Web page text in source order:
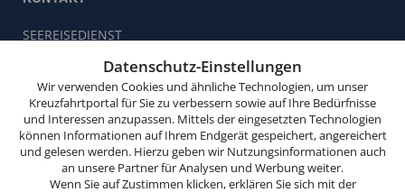
SEEREISEDIENST
47119 Duisburg
Buchungsservice:0203 / 30 98 00
(Mo. bis Fr. von 9.00 bis 18.00 Uhr,
Sa. von 10.00 bis 15.00 Uhr,
So. von 10.00 bis 13.00 Uhr,
außer feiertags)
Diese
verwendet
Cookies.
Wenn
Sie
weitersurfen,
stimmen
Datenschutz-Einstellungen
Wir verwenden Cookies und ähnliche Technologien, um unser
Kreuzfahrtportal für Sie zu verbessern sowie auf Ihre Bedürfnisse
und Interessen anzupassen. Mittels der eingesetzten Technologien
können Informationen auf Ihrem Endgerät gespeichert, angereichert
und gelesen werden. Hierzu geben wir Nutzungsinformationen auch
an unsere Partner für Analysen und Werbung weiter.
Wenn Sie auf Zustimmen klicken, erklären Sie sich mit der